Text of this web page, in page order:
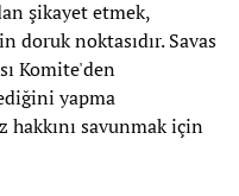
şikayet etmek,
doruk noktasıdır. Savas
Komite'den
yapma
hakkını savunmak için